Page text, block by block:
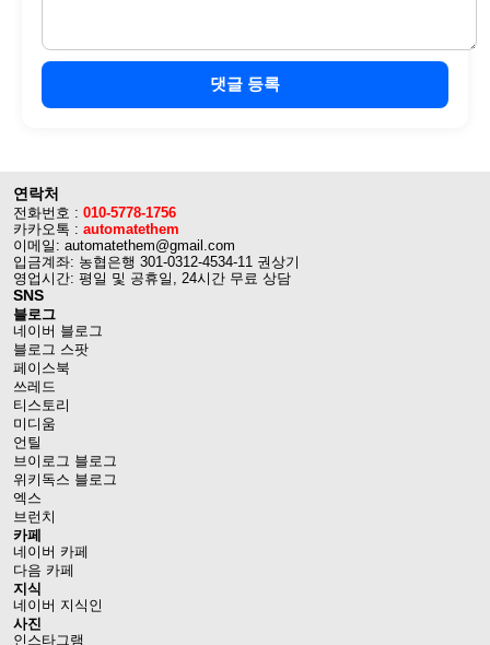
댓글 등록
연락처
전화번호 : 010-5778-1756
카카오톡 : automatethem
이메일: automatethem@gmail.com
입금계좌: 농협은행 301-0312-4534-11 권상기
영업시간: 평일 및 공휴일, 24시간 무료 상담
SNS
블로그
네이버 블로그
블로그 스팟
페이스북
쓰레드
티스토리
미디움
언틸
브이로그 블로그
위키독스 블로그
엑스
브런치
카페
네이버 카페
다음 카페
지식
네이버 지식인
사진
인스타그램